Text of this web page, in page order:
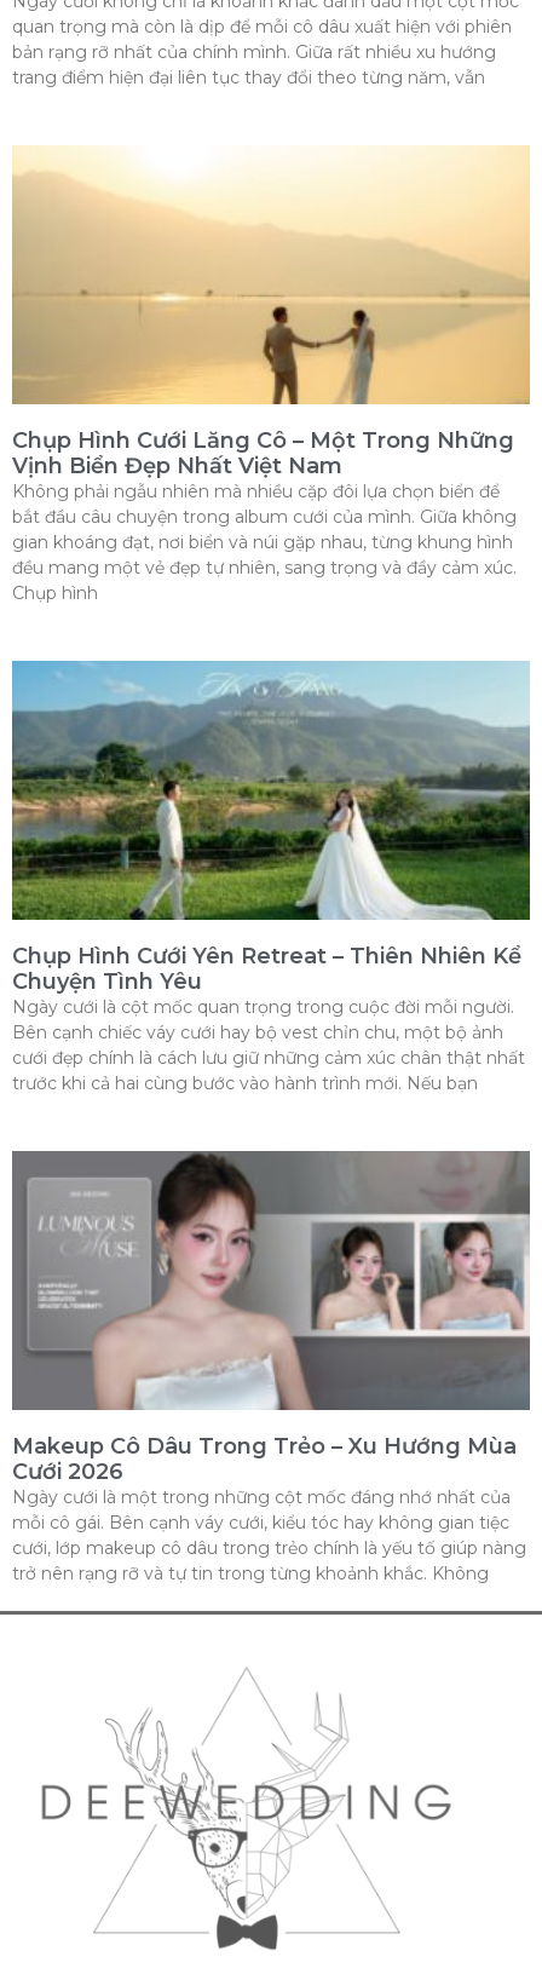
quan trọng mà còn là dịp để mỗi cô dâu xuất hiện với phiên
bản rạng rỡ nhất của chính mình. Giữa rất nhiều xu hướng
trang điểm hiện đại liên tục thay đổi theo từng năm, vẫn
Chụp Hình Cưới Lăng Cô – Một Trong Những
Vịnh Biển Đẹp Nhất Việt Nam
Không phải ngẫu nhiên mà nhiều cặp đôi lựa chọn biển để
bắt đầu câu chuyện trong album cưới của mình. Giữa không
gian khoáng đạt, nơi biển và núi gặp nhau, từng khung hình
đều mang một vẻ đẹp tự nhiên, sang trọng và đầy cảm xúc.
Chụp hình
Chụp Hình Cưới Yên Retreat – Thiên Nhiên Kể
Chuyện Tình Yêu
Ngày cưới là cột mốc quan trọng trong cuộc đời mỗi người.
Bên cạnh chiếc váy cưới hay bộ vest chỉn chu, một bộ ảnh
cưới đẹp chính là cách lưu giữ những cảm xúc chân thật nhất
trước khi cả hai cùng bước vào hành trình mới. Nếu bạn
Makeup Cô Dâu Trong Trẻo – Xu Hướng Mùa
Cưới 2026
Ngày cưới là một trong những cột mốc đáng nhớ nhất của
mỗi cô gái. Bên cạnh váy cưới, kiểu tóc hay không gian tiệc
cưới, lớp makeup cô dâu trong trẻo chính là yếu tố giúp nàng
trở nên rạng rỡ và tự tin trong từng khoảnh khắc. Không